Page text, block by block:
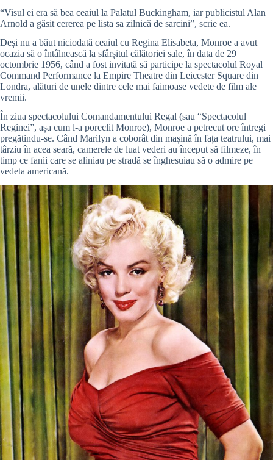
“Visul ei era să bea ceaiul la Palatul Buckingham, iar publicistul Alan
Arnold a găsit cererea pe lista sa zilnică de sarcini”, scrie ea.
Deși nu a băut niciodată ceaiul cu Regina Elisabeta, Monroe a avut
ocazia să o întâlnească la sfârșitul călătoriei sale, în data de 29
octombrie 1956, când a fost invitată să participe la spectacolul Royal
Command Performance la Empire Theatre din Leicester Square din
Londra, alături de unele dintre cele mai faimoase vedete de film ale
vremii.
În ziua spectacolului Comandamentului Regal (sau “Spectacolul
Reginei”, așa cum l-a poreclit Monroe), Monroe a petrecut ore întregi
pregătindu-se. Când Marilyn a coborât din mașină în fața teatrului, mai
târziu în acea seară, camerele de luat vederi au început să filmeze, în
timp ce fanii care se aliniau pe stradă se înghesuiau să o admire pe
vedeta americană.